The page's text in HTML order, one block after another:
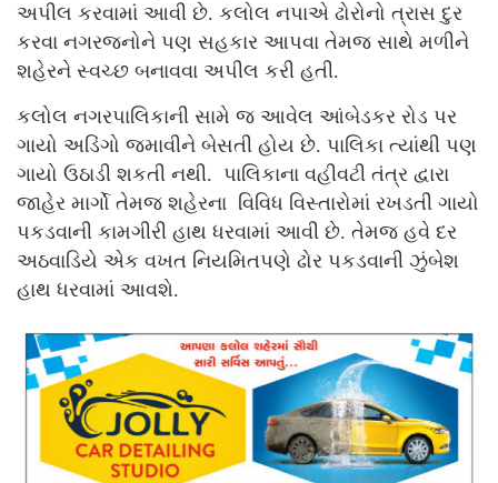
અપીલ કરવામાં આવી છે. કલોલ નપાએ ઢોરોનો ત્રાસ દુર
કરવા નગરજનોને પણ સહકાર આપવા તેમજ સાથે મળીને
શહેરને સ્વચ્છ બનાવવા અપીલ કરી હતી.
કલોલ નગરપાલિકાની સામે જ આવેલ આંબેડકર રોડ પર
ગાયો અડિંગો જમાવીને બેસતી હોય છે. પાલિકા ત્યાંથી પણ
ગાયો ઉઠાડી શકતી નથી. પાલિકાના વહીવટી તંત્ર દ્વારા
જાહેર માર્ગો તેમજ શહેરના વિવિધ વિસ્તારોમાં રખડતી ગાયો
પકડવાની કામગીરી હાથ ધરવામાં આવી છે. તેમજ હવે દર
અઠવાડિયે એક વખત નિયમિતપણે ઢોર પકડવાની ઝુંબેશ
હાથ ધરવામાં આવશે.